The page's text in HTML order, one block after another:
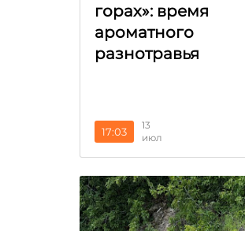
горах»: время
ароматного
разнотравья
17:03
13
июл